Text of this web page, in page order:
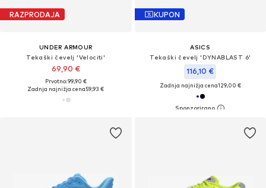
RAZPRODAJA
UNDER ARMOUR
Tekaški čevelj 'Velociti'
69,90 €
Prvotno: 99,90 €
Zadnja najnižja cena59,93 €
KUPON
ASICS
Tekaški čevelj 'DYNABLAST 6'
116,10 €
Zadnja najnižja cena129,00 €